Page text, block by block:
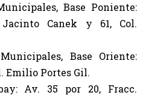
Base Poniente:
Canek y 61, Col.
Base Oriente:
Emilio Portes Gil.
Av. 35 por 20, Fracc.